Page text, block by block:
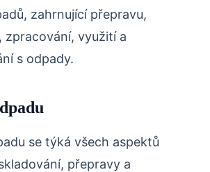
zahrnující přepravu,
zpracování, využití a
s odpady.
se týká všech aspektů
přepravy a